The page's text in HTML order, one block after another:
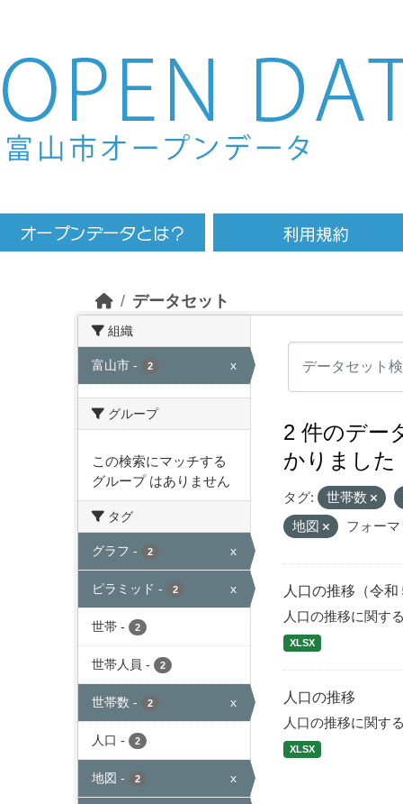
Skip to main content
データセット
組織
富山市 - 2 x
グループ
この検索にマッチする
グループ はありません
タグ
グラフ - 2 x
ピラミッド - 2 x
世帯 - 2
世帯人員 - 2
世帯数 - 2 x
人口 - 2
地図 - 2 x
2 件のデー
かりました
タグ: 世帯数
地図
フォー
人口の推移（令和
人口の推移に関す
XLSX
人口の推移
人口の推移に関す
XLSX